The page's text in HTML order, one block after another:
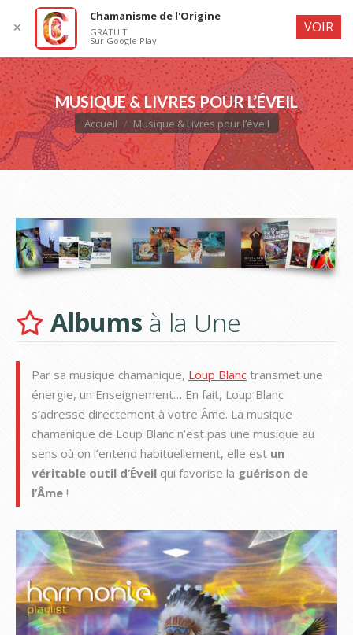
MUSIQUE & LIVRES POUR L’ÉVEIL
Vous êtes ici :
Accueil Musique & Livres pour l’éveil
Albums à la Une
Par sa musique chamanique, Loup Blanc transmet une
énergie, un Enseignement… En fait, Loup Blanc
s’adresse directement à votre Âme. La musique
chamanique de Loup Blanc n’est pas une musique au
sens où on l’entend habituellement, elle est un
véritable outil d’Éveil qui favorise la guérison de
l’Âme !
✕
Chamanisme de l'Origine
GRATUIT
Sur Google Play
VOIR